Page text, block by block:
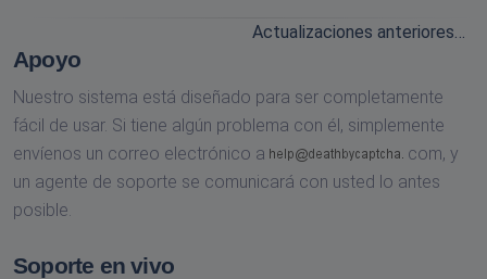
Actualizaciones anteriores…
Apoyo
Nuestro sistema está diseñado para ser completamente
fácil de usar. Si tiene algún problema con él, simplemente
envíenos un correo electrónico a
com, y
un agente de soporte se comunicará con usted lo antes
posible.
Soporte en vivo